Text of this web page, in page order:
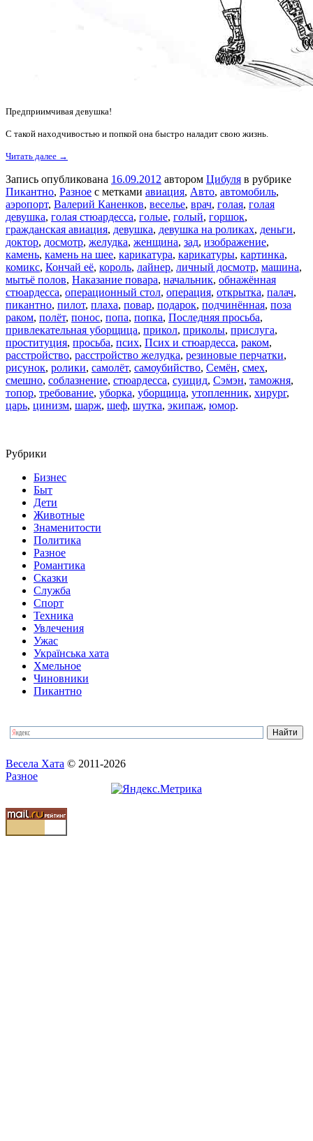
Предприимчивая девушка!
С такой находчивостью и попкой она быстро наладит свою жизнь.
Читать далее →
Запись опубликована 16.09.2012 автором Цибуля в рубрике
Пикантно, Разное с метками авиация, Авто, автомобиль,
аэропорт, Валерий Каненков, веселье, врач, голая, голая
девушка, голая стюардесса, голые, голый, горшок,
гражданская авиация, девушка, девушка на роликах, деньги,
доктор, досмотр, желудка, женщина, зад, изображение,
камень, камень на шее, карикатура, карикатуры, картинка,
комикс, Кончай её, король, лайнер, личный досмотр, машина,
мытьё полов, Наказание повара, начальник, обнажённая
стюардесса, операционный стол, операция, открытка, палач,
пикантно, пилот, плаха, повар, подарок, подчинённая, поза
раком, полёт, понос, попа, попка, Последняя просьба,
привлекательная уборщица, прикол, приколы, прислуга,
проституция, просьба, псих, Псих и стюардесса, раком,
расстройство, расстройство желудка, резиновые перчатки,
рисунок, ролики, самолёт, самоубийство, Семён, смех,
смешно, соблазнение, стюардесса, суицид, Сэмэн, таможня,
топор, требование, уборка, уборщица, утопленник, хирург,
царь, цинизм, шарж, шеф, шутка, экипаж, юмор.
Рубрики
Бизнес
Быт
Дети
Животные
Знаменитости
Политика
Разное
Романтика
Сказки
Служба
Спорт
Техника
Увлечения
Ужас
Українська хата
Хмельное
Чиновники
Пикантно
Весела Хата © 2011-2026
Разное